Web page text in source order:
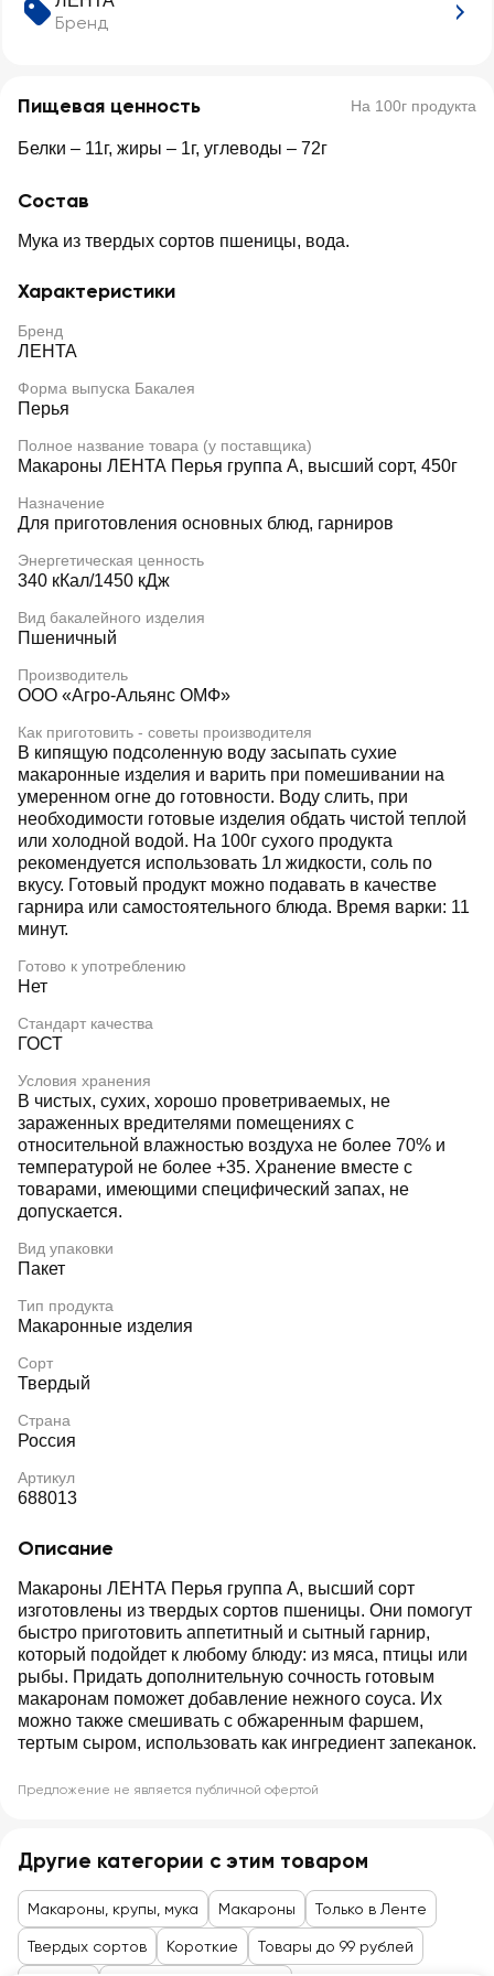
Бренд
Пищевая ценность На 100г продукта
Белки – 11г, жиры – 1г, углеводы – 72г
Состав
Мука из твердых сортов пшеницы, вода.
Характеристики
Бренд
ЛЕНТА
Форма выпуска Бакалея
Перья
Полное название товара (у поставщика)
Макароны ЛЕНТА Перья группа А, высший сорт, 450г
Назначение
Для приготовления основных блюд, гарниров
Энергетическая ценность
340 кКал/1450 кДж
Вид бакалейного изделия
Пшеничный
Производитель
ООО «Агро-Альянс ОМФ»
Как приготовить - советы производителя
В кипящую подсоленную воду засыпать сухие
макаронные изделия и варить при помешивании на
умеренном огне до готовности. Воду слить, при
необходимости готовые изделия обдать чистой теплой
или холодной водой. На 100г сухого продукта
рекомендуется использовать 1л жидкости, соль по
вкусу. Готовый продукт можно подавать в качестве
гарнира или самостоятельного блюда. Время варки: 11
минут.
Готово к употреблению
Нет
Стандарт качества
ГОСТ
Условия хранения
В чистых, сухих, хорошо проветриваемых, не
зараженных вредителями помещениях с
относительной влажностью воздуха не более 70% и
температурой не более +35. Хранение вместе с
товарами, имеющими специфический запах, не
допускается.
Вид упаковки
Пакет
Тип продукта
Макаронные изделия
Сорт
Твердый
Страна
Россия
Артикул
688013
Описание
Макароны ЛЕНТА Перья группа А, высший сорт
изготовлены из твердых сортов пшеницы. Они помогут
быстро приготовить аппетитный и сытный гарнир,
который подойдет к любому блюду: из мяса, птицы или
рыбы. Придать дополнительную сочность готовым
макаронам поможет добавление нежного соуса. Их
можно также смешивать с обжаренным фаршем,
тертым сыром, использовать как ингредиент запеканок.
Предложение не является публичной офертой
Другие категории с этим товаром
Макароны, крупы, мука Макароны Только в Ленте
Твердых сортов Короткие Товары до 99 рублей